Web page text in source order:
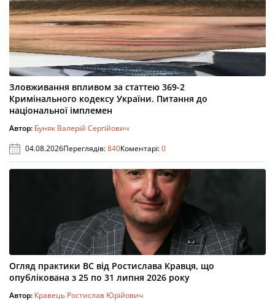
Зловживання впливом за статтею 369-2
Кримінального кодексу України. Питання до
національної імплемен
Автор: Буняк Валерій Сергійович
04.08.2026Переглядів:840Коментарі:0
Огляд практики ВС від Ростислава Кравця, що
опублікована з 25 по 31 липня 2026 року
Автор: Кравець Ростислав Юрійович